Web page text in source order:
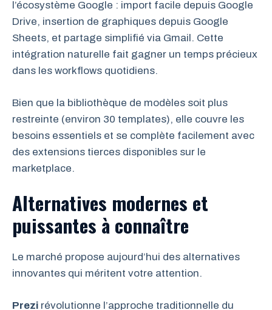
l’écosystème Google : import facile depuis Google
Drive, insertion de graphiques depuis Google
Sheets, et partage simplifié via Gmail. Cette
intégration naturelle fait gagner un temps précieux
dans les workflows quotidiens.
Bien que la bibliothèque de modèles soit plus
restreinte (environ 30 templates), elle couvre les
besoins essentiels et se complète facilement avec
des extensions tierces disponibles sur le
marketplace.
Alternatives modernes et
puissantes à connaître
Le marché propose aujourd’hui des alternatives
innovantes qui méritent votre attention.
Prezi révolutionne l’approche traditionnelle du